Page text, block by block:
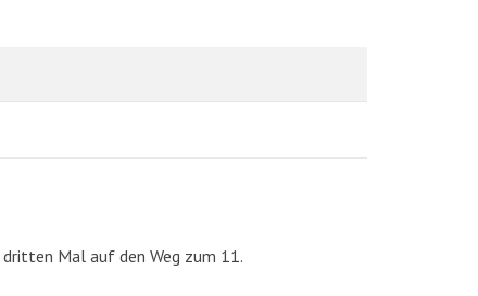
Mal auf den Weg zum 11.